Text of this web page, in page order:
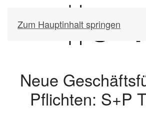
Zum Hauptinhalt springen
Neue
Pflichten: S+P